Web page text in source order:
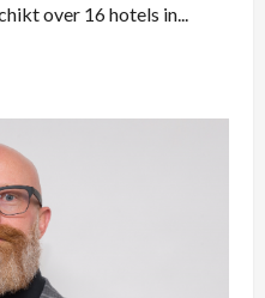
over 16 hotels in...